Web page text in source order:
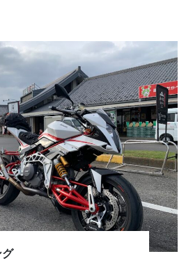
グ